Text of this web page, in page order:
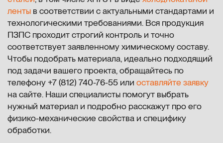
ленты в соответствии с актуальными стандартами и
технологическими требованиями. Вся продукция
ПЗПС проходит строгий контроль и точно
соответствует заявленному химическому составу.
Чтобы подобрать материала, идеально подходящий
под задачи вашего проекта, обращайтесь по
телефону +7 (812) 740-76-55 или оставляйте заявку
на сайте. Наши специалисты помогут выбрать
нужный материал и подробно расскажут про его
физико-механические свойства и специфику
обработки.